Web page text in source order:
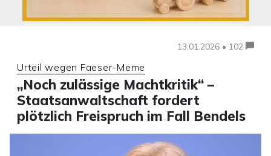
13.01.2026 • 102
Urteil wegen Faeser-Meme
„Noch zulässige Machtkritik“ –
Staatsanwaltschaft fordert
plötzlich Freispruch im Fall Bendels